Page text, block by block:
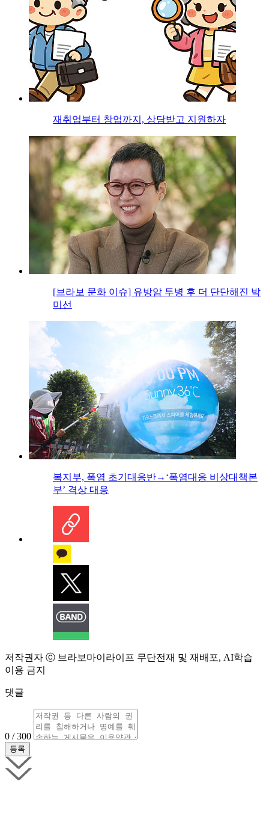
재취업부터 창업까지, 상담받고 지원하자
[브라보 문화 이슈] 유방암 투병 후 더 단단해진 박
미선
복지부, 폭염 초기대응반→‘폭염대응 비상대책본
부’ 격상 대응
저작권자 ⓒ 브라보마이라이프 무단전재 및 재배포, AI학습
이용 금지
댓글
0 / 300